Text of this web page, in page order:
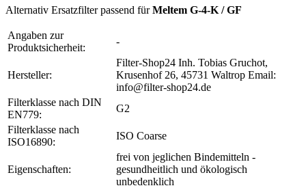
Alternativ Ersatzfilter passend fürMeltem G-4-K / GF
Angaben zur
Produktsicherheit:
-
Hersteller:
Filter-Shop24 Inh. Tobias Gruchot,
Krusenhof 26, 45731 Waltrop Email:
info@filter-shop24.de
Filterklasse nach DIN
EN779:
G2
Filterklasse nach
ISO16890:
ISO Coarse
Eigenschaften:
frei von jeglichen Bindemitteln -
gesundheitlich und ökologisch
unbedenklich